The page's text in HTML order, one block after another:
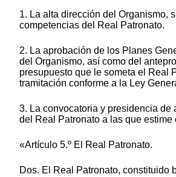
1. La alta dirección del Organismo,
competencias del Real Patronato.
2. La aprobación de los Planes
del Organismo, así como del
presupuesto que le someta el Real
tramitación conforme a la Ley
3. La convocatoria y presidencia de
del Real Patronato a las que estime
«Artículo 5.º El Real Patronato.
Dos. El Real Patronato, constituido